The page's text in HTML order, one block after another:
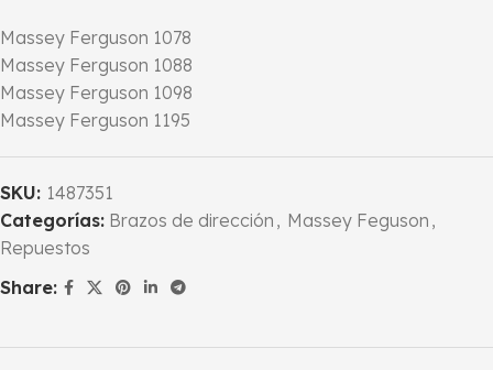
Massey Ferguson 1078
Massey Ferguson 1088
Massey Ferguson 1098
Massey Ferguson 1195
SKU: 1487351
Categorías: Brazos de dirección , Massey Feguson ,
Repuestos
Share: